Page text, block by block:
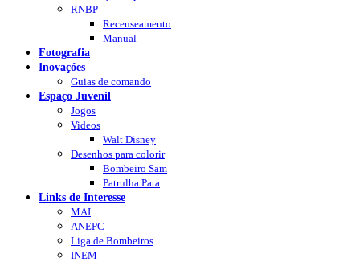
RNBP
Recenseamento
Manual
Fotografia
Inovações
Guias de comando
Espaço Juvenil
Jogos
Videos
Walt Disney
Desenhos para colorir
Bombeiro Sam
Patrulha Pata
Links de Interesse
MAI
ANEPC
Liga de Bombeiros
INEM